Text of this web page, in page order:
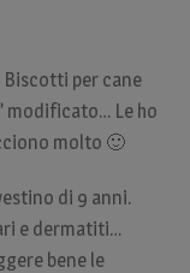
per cane
modificato… Le ho
molto 🙂
di 9 anni.
e dermatiti…
bene le